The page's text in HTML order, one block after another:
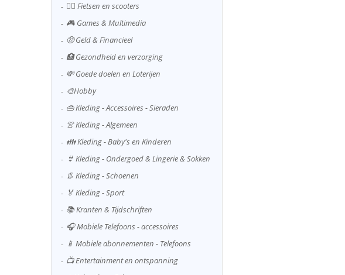
🚴‍♂️ Fietsen en scooters
🎮 Games & Multimedia
🤑 Geld & Financieel
🏥 Gezondheid en verzorging
💸 Goede doelen en Loterijen
🎨Hobby
👜 Kleding - Accessoires - Sieraden
👚 Kleding - Algemeen
👪 Kleding - Baby's en Kinderen
👙 Kleding - Ondergoed & Lingerie & Sokken
👢 Kleding - Schoenen
🏅 Kleding - Sport
📚 Kranten & Tijdschriften
🎧 Mobiele Telefoons - accessoires
📱 Mobiele abonnementen - Telefoons
📺 Entertainment en ontspanning